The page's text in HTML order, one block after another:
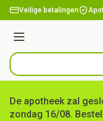
Ga naar de inhoud
Veilige betalingen
Menu
Product, merk,
De apotheek zal
zondag 16/08.